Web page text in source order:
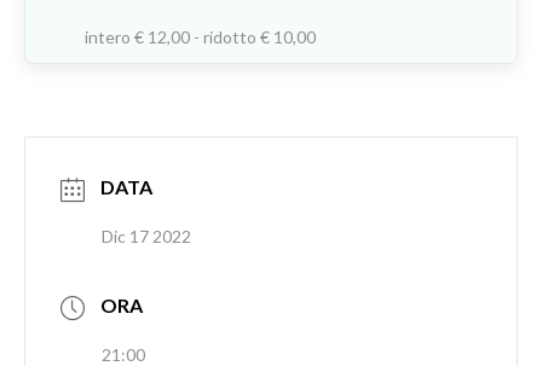
intero € 12,00 - ridotto € 10,00
DATA
Dic 17 2022
ORA
21:00